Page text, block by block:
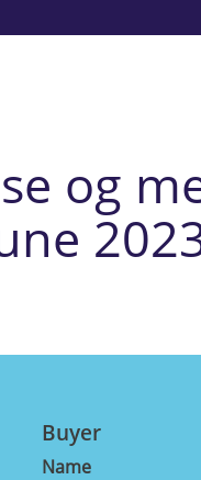
og
Buyer
Name